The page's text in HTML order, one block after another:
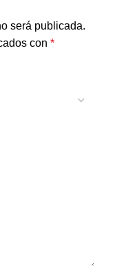
será publicada.
con *